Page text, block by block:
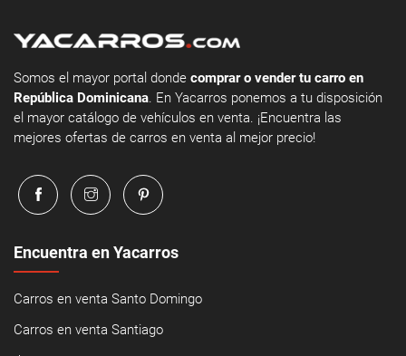
Somos el mayor portal donde comprar o vender tu carro en
República Dominicana. En Yacarros ponemos a tu disposición
el mayor catálogo de vehículos en venta. ¡Encuentra las
mejores ofertas de carros en venta al mejor precio!
Encuentra en Yacarros
Carros en venta Santo Domingo
Carros en venta Santiago